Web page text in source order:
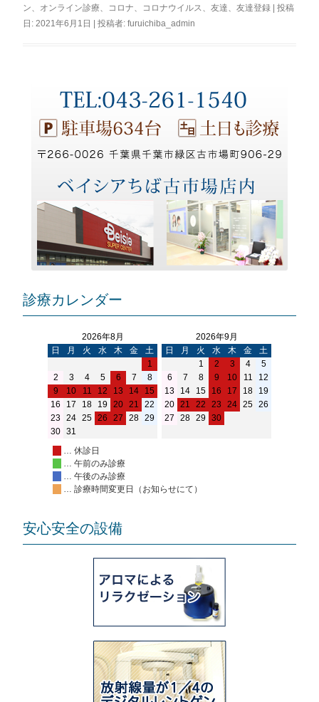
ン、 オンライン診療、 コロナ、 コロナウイルス、友達、友達登録 | 投稿
日:2021年6月1日 |投稿者:furuichiba_admin
診療カレンダー
2026年8月
日
月 火 水 木 金
土
1
2
3 4 5 6 7
8
9
10 11 12 13 14
15
16
17 18 19 20 21
22
23 24 25 26 27 28 29
30 31
2026年9月
日
月 火 水 木 金
土
1
2 3 4
5
6
7 8 9 10 11
12
13
14 15 16 17 18
19
20 21 22 23 24 25 26
27
28 29 30
… 休診日
… 午前のみ診療
… 午後のみ診療
… 診療時間変更日（お知らせにて）
安心安全の設備